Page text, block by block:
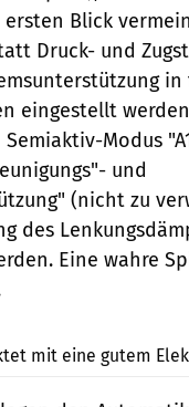
Blick
Druck- und
in
eingestellt
Modus
und
(nicht zu
des
Eine wahre
mit eine gutem